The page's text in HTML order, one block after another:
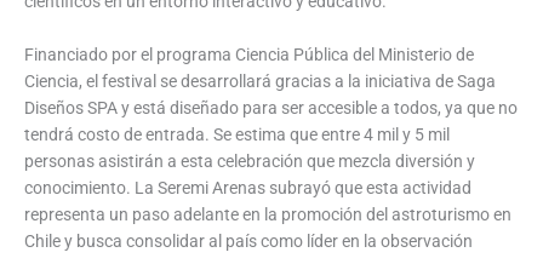
Financiado por el programa Ciencia Pública del Ministerio de
Ciencia, el festival se desarrollará gracias a la iniciativa de Saga
Diseños SPA y está diseñado para ser accesible a todos, ya que no
tendrá costo de entrada. Se estima que entre 4 mil y 5 mil
personas asistirán a esta celebración que mezcla diversión y
conocimiento. La Seremi Arenas subrayó que esta actividad
representa un paso adelante en la promoción del astroturismo en
Chile y busca consolidar al país como líder en la observación